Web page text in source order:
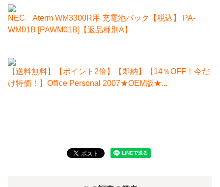
NEC Aterm WM3300R用 充電池パック【税込】 PA-
WM01B [PAWM01B]【返品種別A】
【送料無料】【ポイント2倍】【即納】【14％OFF！今だ
け特価！】Office Personal 2007★OEM版★...